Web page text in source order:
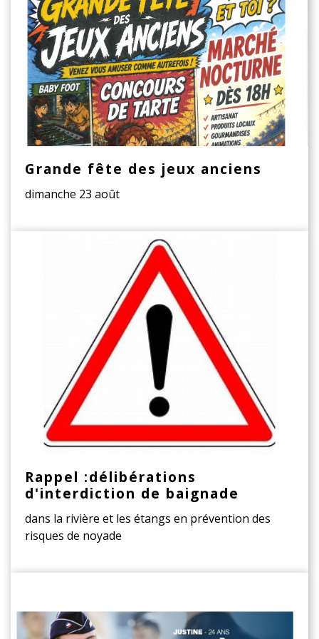
Grande fête des jeux anciens
dimanche 23 août
Rappel :délibérations
d'interdiction de baignade
dans la rivière et les étangs en prévention des
risques de noyade